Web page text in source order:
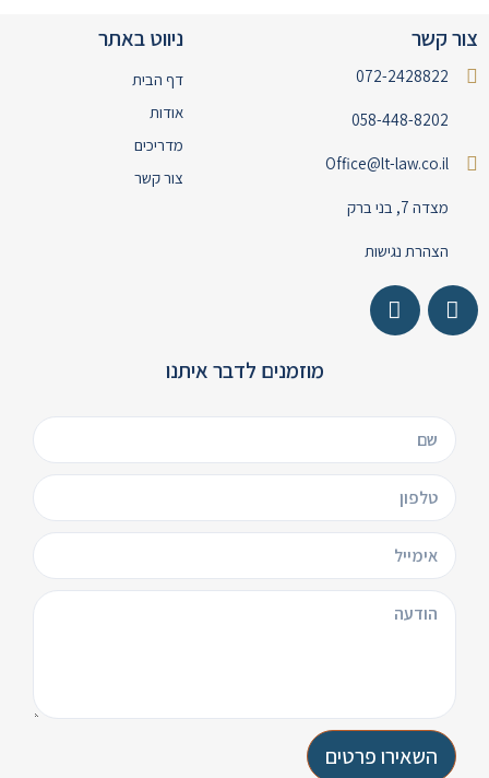
צור קשר
072-2428822
058-448-8202
Office@lt-law.co.il
מצדה 7, בני ברק
הצהרת נגישות
ניווט באתר
דף הבית
אודות
מדריכים
צור קשר
מוזמנים לדבר איתנו
השאירו פרטים